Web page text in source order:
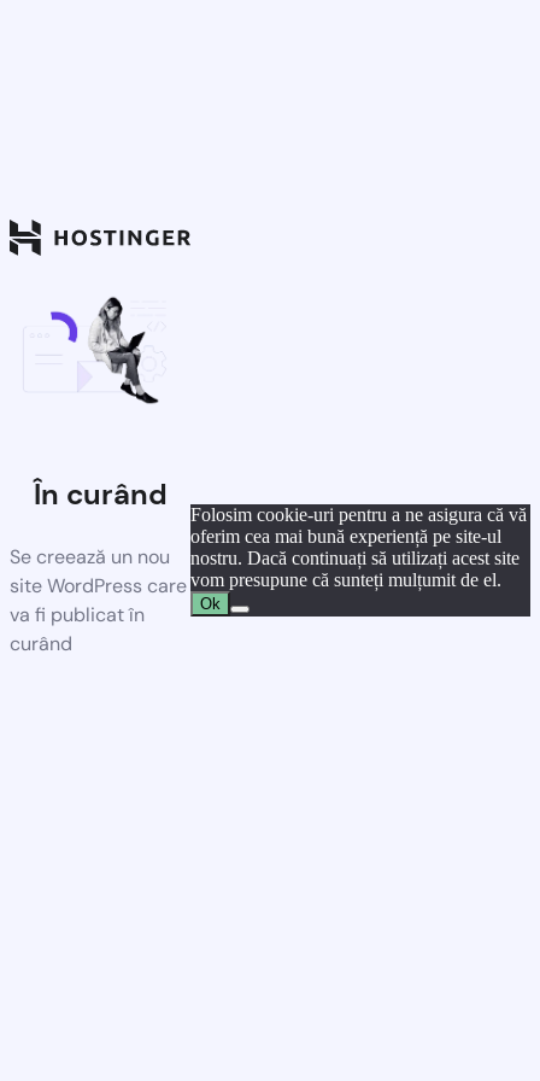
În curând
Se creează un nou
site WordPress care
va fi publicat în
curând
Folosim cookie-uri pentru a ne asigura că vă
oferim cea mai bună experiență pe site-ul
nostru. Dacă continuați să utilizați acest site
vom presupune că sunteți mulțumit de el.
Ok